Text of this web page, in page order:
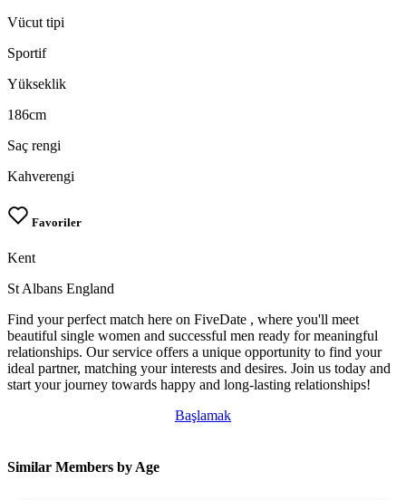
Vücut tipi
Sportif
Yükseklik
186cm
Saç rengi
Kahverengi
Favoriler
Kent
St Albans England
Find your perfect match here on FiveDate , where you'll meet
beautiful single women and successful men ready for meaningful
relationships. Our service offers a unique opportunity to find your
ideal partner, matching your interests and desires. Join us today and
start your journey towards happy and long-lasting relationships!
Başlamak
Similar Members by Age